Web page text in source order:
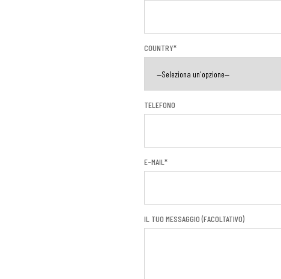
COUNTRY*
TELEFONO
E-MAIL*
IL TUO MESSAGGIO (FACOLTATIVO)